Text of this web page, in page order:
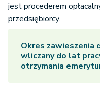
jest procederem
przedsiębiorcy.
Okres zawieszenia
wliczany do lat
otrzymania